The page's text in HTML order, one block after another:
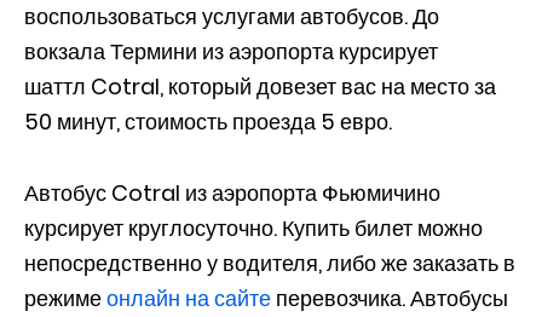
воспользоваться услугами автобусов. До
вокзала Термини из аэропорта курсирует
шаттл Cotral, который довезет вас на место за
50 минут, стоимость проезда 5 евро.
Автобус Cotral из аэропорта Фьюмичино
курсирует круглосуточно. Купить билет можно
непосредственно у водителя, либо же заказать в
режимеонлайн на сайте перевозчика. Автобусы